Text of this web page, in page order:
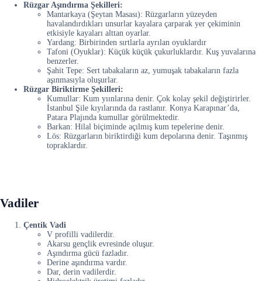
Rüzgar Aşındırma Şekilleri:
Mantarkaya (Şeytan Masası): Rüzgarların yüzeyden
havalandırdıkları unsurlar kayalara çarparak yer çekiminin
etkisiyle kayaları alttan oyarlar.
Yardang: Birbirinden sırtlarla ayrılan oyuklardır
Tafoni (Oyuklar): Küçük küçük çukurluklardır. Kuş yuvalarına
benzerler.
Şahit Tepe: Sert tabakaların az, yumuşak tabakaların fazla
aşınmasıyla oluşurlar.
Rüzgar Biriktirme Şekilleri:
Kumullar: Kum yıınlarına denir. Çok kolay şekil değiştirirler.
İstanbul Şile kıyılarında da rastlanır. Konya Karapınar’da,
Patara Plajında kumullar görülmektedir.
Barkan: Hilal biçiminde açılmış kum tepelerine denir.
Lös: Rüzgarların biriktirdiği kum depolarına denir. Taşınmış
topraklardır.
Vadiler
Çentik Vadi
V profilli vadilerdir.
Akarsu gençlik evresinde oluşur.
Aşındırma gücü fazladır.
Derine aşındırma vardır.
Dar, derin vadilerdir.